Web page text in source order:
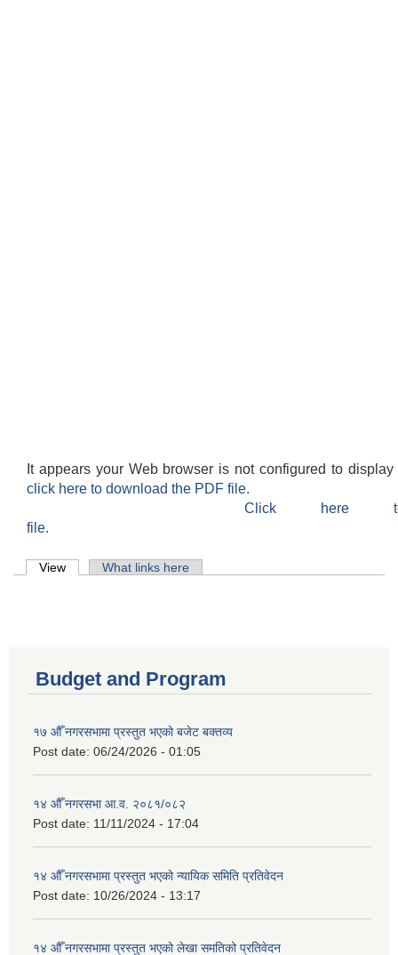
It appears your Web browser is not configured to
click here to download the PDF file.
Click here
file.
Primary tabs
View (active tab)What links here
Budget and Program
१७ औँ नगरसभामा प्रस्तुत भएको बजेट बक्तव्य
Post date: 06/24/2026 - 01:05
१४ औँ नगरसभा आ.व. २०८१/०८२
Post date: 11/11/2024 - 17:04
१४ औँ नगरसभामा प्रस्तुत भएको न्यायिक समिति प्रतिवेदन
Post date: 10/26/2024 - 13:17
१४ औँ नगरसभामा प्रस्तुत भएको लेखा समतिको प्रतिवेदन